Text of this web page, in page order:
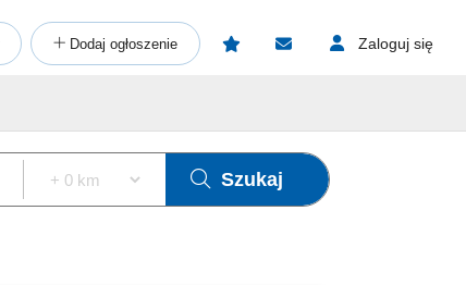
Dodaj ogłoszenie Zaloguj się
Szukaj